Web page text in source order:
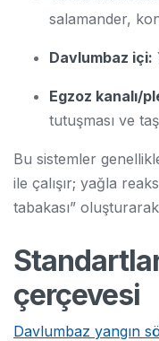
salamander,
Davlumbaz içi:
Egzoz kanalı/
tutuşması ve
Bu sistemler
ile çalışır; yağla
tabakası”
çerçevesi
Davlumbaz yangın